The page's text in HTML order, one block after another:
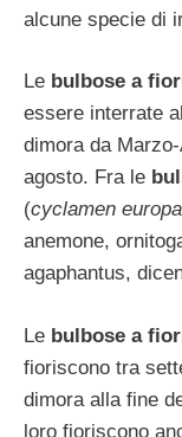
alcune specie di
Le bulbose a
essere interrate
dimora da
agosto. Fra le
(cyclamen
anemone,
agaphantus,
Le bulbose a
fioriscono tra
dimora alla fine
loro fioriscono